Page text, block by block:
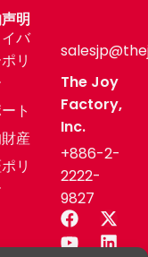
明
バ
リ
ト
産
リ
The Joy
Factory,
Inc.
+886-2-
2222-
9827